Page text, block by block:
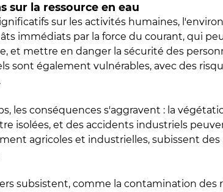
sur la ressource en eau
sur les activités humaines,
immédiats par la force du courant, qui
et mettre en danger la sécurité des
sont également vulnérables, avec des
les conséquences s'aggravent : la
isolées, et des accidents industriels
agricoles et industrielles, subissent des
subsistent, comme la contamination des